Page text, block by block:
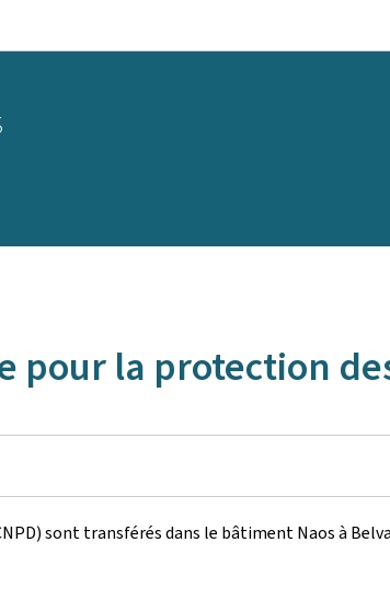
pour la protection
sont transférés dans le bâtiment Naos à